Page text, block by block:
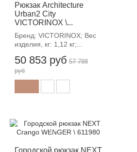
Рюкзак Architecture
Urban2 City
VICTORINOX \...
Бренд: VICTORINOX; Вес
изделия, кг: 1,12 кг;...
50 853 руб 57 788
руб
Городской рюкзак NEXT
-12%